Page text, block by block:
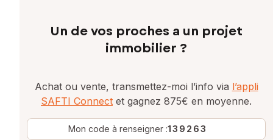
Un de vos proches a un projet
immobilier ?
Achat ou vente, transmettez-moi l’info via l’appli
SAFTI Connect et gagnez 875€ en moyenne.
Mon code à renseigner :139263